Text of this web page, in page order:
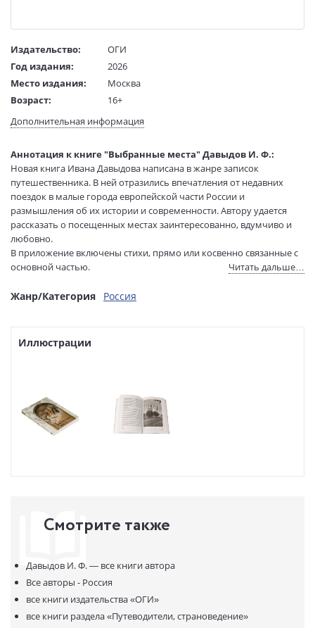
Издательство:
ОГИ
Год издания:
2026
Место издания:
Москва
Возраст:
16+
Язык текста:
Формат:
60х84 1/16
Размеры в мм
(ДхШхВ):
200x145x18
Вес:
365 гр.
Страниц:
304
Тираж:
1500 экз.
Код товара:
Артикул:
В продаже с:
08.04.2026
Дополнительная информация
Аннотация к книге "Выбранные места" Давыдов И. Ф.:
Новая книга Ивана Давыдова написана в жанре записок
путешественника. В ней отразились впечатления от недавних
поездок в малые города европейской части России и
размышления об их истории и современности. Автору удается
рассказать о посещенных местах заинтересованно, вдумчиво и
любовно.
В приложение включены стихи, прямо или косвенно связанные с
основной частью.
Читать дальше…
Жанр/Категория Россия
Иллюстрации
Смотрите также
Давыдов И. Ф. — все книги автора
Все авторы - Россия
все книги издательства«ОГИ»
все книги раздела«Путеводители, страноведение»